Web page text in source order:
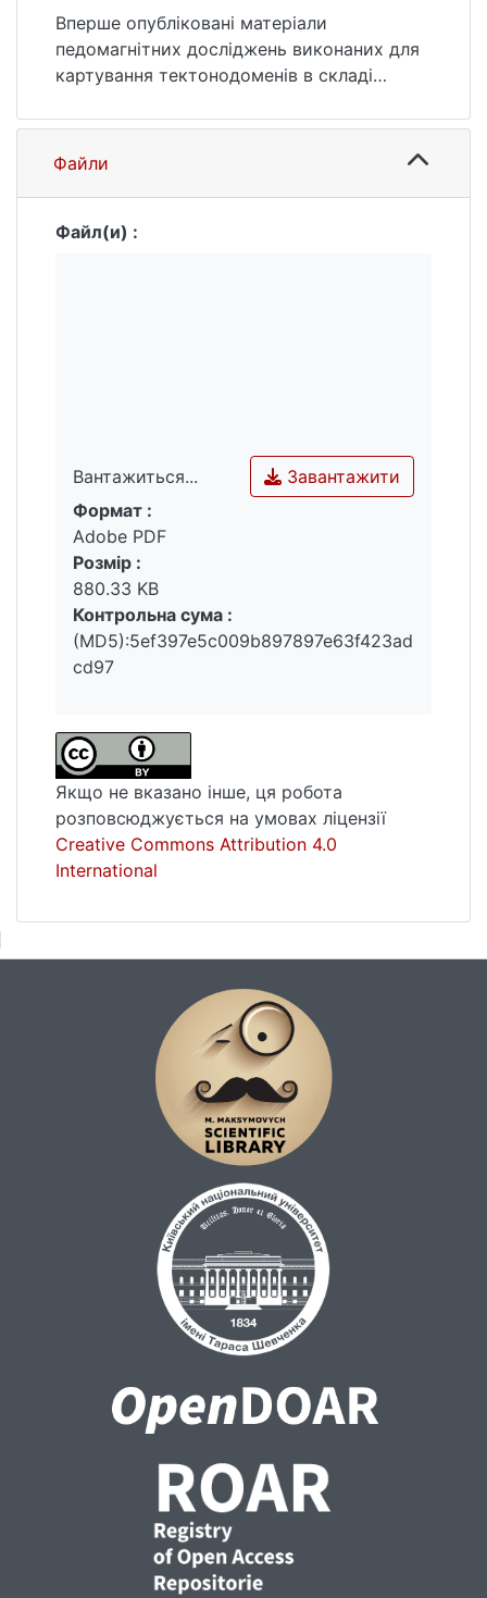
https://ir.library.knu.ua/handle/15071834/2123
1 (дата звернення: 25.07.2026).
Вперше опубліковані матеріали
педомагнітних досліджень виконаних для
картування тектонодоменів в складі
Файли
Файл(и) :
Вантажиться...
Вантажиться...
Завантажити
Формат :
Adobe PDF
Розмір :
880.33 KB
Контрольна сума :
(MD5):5ef397e5c009b897897e63f423ad
cd97
Якщо не вказано інше, ця робота
розповсюджується на умовах ліцензії
Creative Commons Attribution 4.0
International